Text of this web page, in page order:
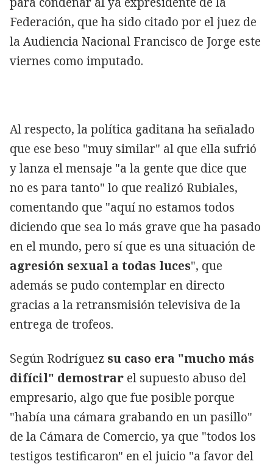
Federación, que ha sido citado por el juez de
la Audiencia Nacional Francisco de Jorge este
viernes como imputado.
Al respecto, la política gaditana ha señalado
que ese beso "muy similar" al que ella sufrió
y lanza el mensaje "a la gente que dice que
no es para tanto" lo que realizó Rubiales,
comentando que "aquí no estamos todos
diciendo que sea lo más grave que ha pasado
en el mundo, pero sí que es una situación de
agresión sexual a todas luces", que
además se pudo contemplar en directo
gracias a la retransmisión televisiva de la
entrega de trofeos.
Según Rodríguez su caso era "mucho más
difícil" demostrar el supuesto abuso del
empresario, algo que fue posible porque
"había una cámara grabando en un pasillo"
de la Cámara de Comercio, ya que "todos los
testigos testificaron" en el juicio "a favor del